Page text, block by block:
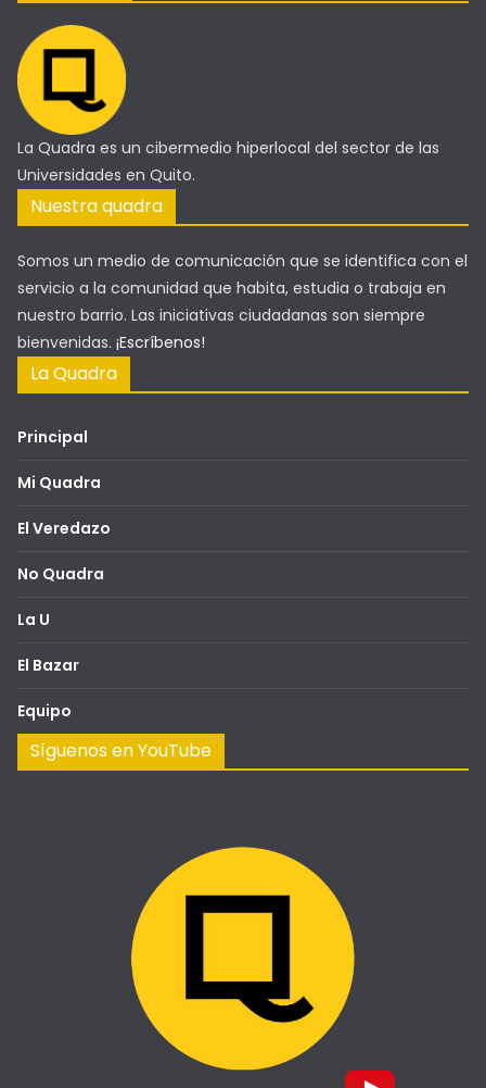
La Quadra es un cibermedio hiperlocal del sector de las
Universidades en Quito.
Nuestra quadra
Somos un medio de comunicación que se identifica con el
servicio a la comunidad que habita, estudia o trabaja en
nuestro barrio. Las iniciativas ciudadanas son siempre
bienvenidas. ¡Escríbenos!
La Quadra
Principal
Mi Quadra
El Veredazo
No Quadra
La U
El Bazar
Equipo
Síguenos en YouTube